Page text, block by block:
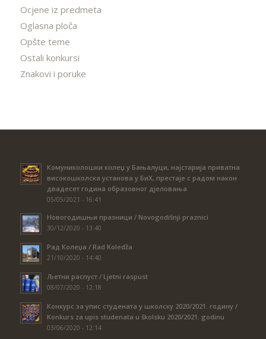
Ocjene iz predmeta
Oglasna ploča
Opšte teme
Ostali konkursi
Znakovi i poruke
Комуниколошки колеџ у Бањалуци, најстарија приватна
високошколска установа у БиХ, престаје с радом након
двадесет година образовног дјеловања
05/05/2021 - 16:41
Новогодишњи празници / Novogodišnji praznici
30/12/2020 - 13:40
Рад Колеџа / Rad Koledža
21/10/2020 - 14:40
Љетни распуст / Ljetni raspust
08/07/2020 - 12:18
Конкурс за упис студената у школску 2020/2021. годину /
Konkurs za upis studenata u školsku 2020/2021. godinu
03/06/2020 - 12:14